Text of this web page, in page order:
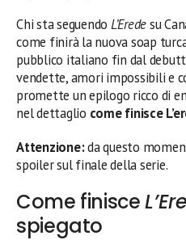
Chi sta seguendo L’Eredesu
come finirà la nuova soap
pubblico italiano fin dal
vendette, amori impossibili e
promette un epilogo ricco di
nel dettaglio come finisce
Attenzione:da questo
spoiler sul finale della serie.
Come finisce
spiegato